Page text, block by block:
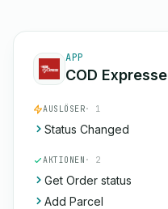
APP
COD Expresse
AUSLÖSER· 1
Status Changed
AKTIONEN · 2
Get Order status
Add Parcel